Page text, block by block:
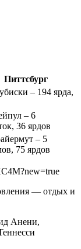
Питтсбург
– 194 ярда,
– 6
36 ярдов
– 5
75 ярдов
— отдых и
Анени,